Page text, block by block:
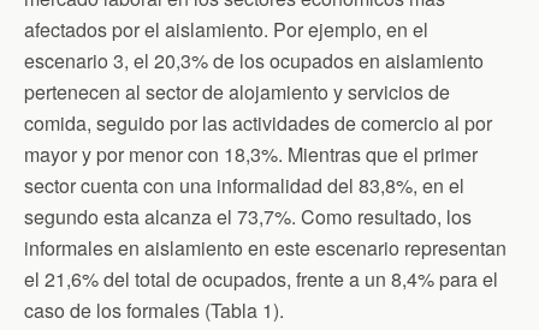
afectados por el aislamiento. Por ejemplo, en el
escenario 3, el 20,3% de los ocupados en aislamiento
pertenecen al sector de alojamiento y servicios de
comida, seguido por las actividades de comercio al por
mayor y por menor con 18,3%. Mientras que el primer
sector cuenta con una informalidad del 83,8%, en el
segundo esta alcanza el 73,7%. Como resultado, los
informales en aislamiento en este escenario representan
el 21,6% del total de ocupados, frente a un 8,4% para el
caso de los formales (Tabla 1).